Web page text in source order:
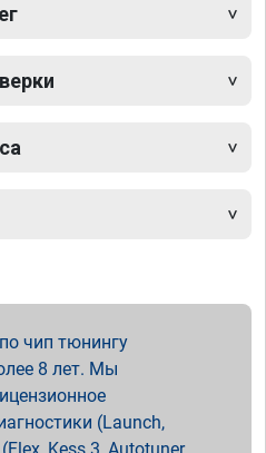
чип тюнингу
8 лет. Мы
(Launch,